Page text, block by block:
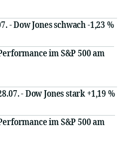
- Dow Jones schwach -1,23 %
im S&P 500 am
- Dow Jones stark +1,19 %
im S&P 500 am